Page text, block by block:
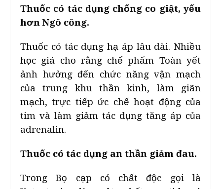
Thuốc có tác dụng chống co giật, yếu
hơn Ngô công.
Thuốc có tác dụng hạ áp lâu dài. Nhiều
học giả cho rằng chế phẩm Toàn yết
ảnh hưởng đến chức năng vận mạch
của trung khu thần kinh, làm giãn
mạch, trực tiếp ức chế hoạt động của
tim và làm giảm tác dụng tăng áp của
adrenalin.
Thuốc có tác dụng an thần giảm đau.
Trong Bọ cạp có chất độc gọi là